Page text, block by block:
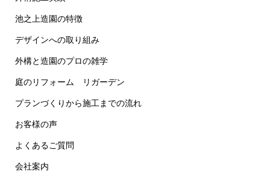
池之上造園の特徴
デザインへの取り組み
外構と造園のプロの雑学
庭のリフォーム リガーデン
プランづくりから施工までの流れ
お客様の声
よくあるご質問
会社案内